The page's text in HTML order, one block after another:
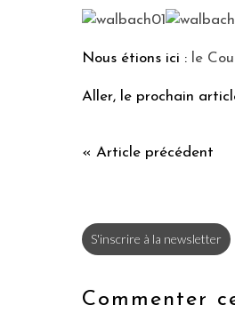
Nous étions ici : le
Aller, le prochain
« Article précédent
S'inscrire à la newsletter
Commenter